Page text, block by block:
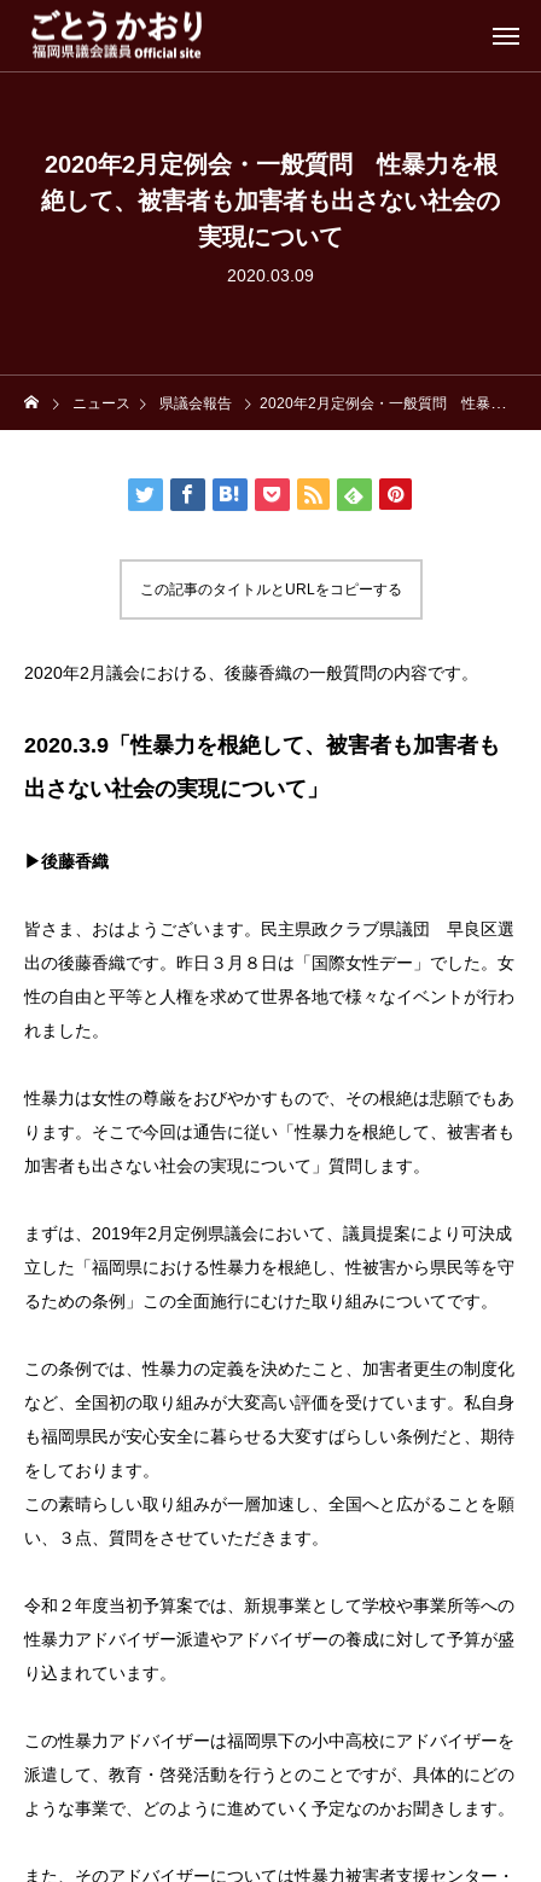
2020年2月定例会・一般質問 性暴力を根
絶して、被害者も加害者も出さない社会の
実現について
2020.03.09
ニュース 県議会報告 2020年2月定例会・一般質問 性暴力を根絶して、被害者も加害者も出さない社会の実現について
この記事のタイトルとURLをコピーする
2020年2月議会における、後藤香織の一般質問の内容です。
2020.3.9「性暴力を根絶して、被害者も加害者も
出さない社会の実現について」
▶後藤香織
皆さま、おはようございます。民主県政クラブ県議団 早良区選
出の後藤香織です。昨日３月８日は「国際女性デー」でした。女
性の自由と平等と人権を求めて世界各地で様々なイベントが行わ
れました。
性暴力は女性の尊厳をおびやかすもので、その根絶は悲願でもあ
ります。そこで今回は通告に従い「性暴力を根絶して、被害者も
加害者も出さない社会の実現について」質問します。
まずは、2019年2月定例県議会において、議員提案により可決成
立した「福岡県における性暴力を根絶し、性被害から県民等を守
るための条例」この全面施行にむけた取り組みについてです。
この条例では、性暴力の定義を決めたこと、加害者更生の制度化
など、全国初の取り組みが大変高い評価を受けています。私自身
も福岡県民が安心安全に暮らせる大変すばらしい条例だと、期待
をしております。
この素晴らしい取り組みが一層加速し、全国へと広がることを願
い、３点、質問をさせていただきます。
令和２年度当初予算案では、新規事業として学校や事業所等への
性暴力アドバイザー派遣やアドバイザーの養成に対して予算が盛
り込まれています。
この性暴力アドバイザーは福岡県下の小中高校にアドバイザーを
派遣して、教育・啓発活動を行うとのことですが、具体的にどの
ような事業で、どのように進めていく予定なのかお聞きします。
また、そのアドバイザーについては性暴力被害者支援センター・